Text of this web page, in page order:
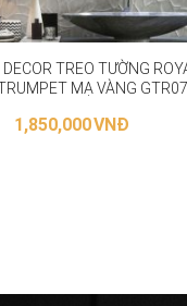
TREO TƯỜNG
MẠ VÀNG GTR07
1,850,000VNĐ